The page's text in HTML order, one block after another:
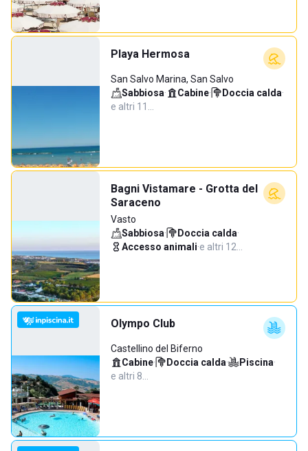
Playa Hermosa
San Salvo Marina, San Salvo
Sabbiosa· Cabine· Doccia calda·
e altri 11…
Bagni Vistamare - Grotta del
Saraceno
Vasto
Sabbiosa· Doccia calda·
Accesso animali·e altri 12…
Olympo Club
Castellino del Biferno
Cabine· Doccia calda· Piscina·
e altri 8…